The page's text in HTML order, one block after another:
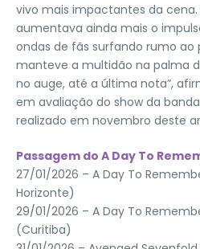
vivo mais impactantes da
aumentava ainda mais o
ondas de fãs surfando rumo ao
manteve a multidão na palma
no auge, até a última nota”,
em avaliação do show da
realizado em novembro deste
Passagem do A Day To
27/01/2026 – A Day To
Horizonte)
29/01/2026 – A Day To
(Curitiba)